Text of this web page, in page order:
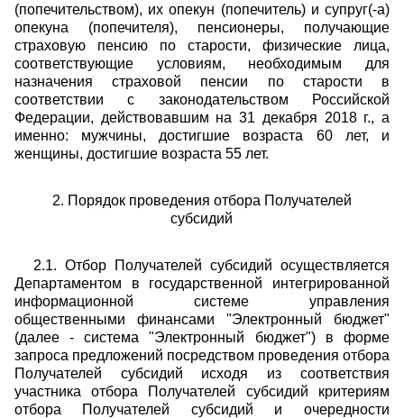
(попечительством), их опекун (попечитель) и супруг(-а)
опекуна (попечителя), пенсионеры, получающие
страховую пенсию по старости, физические лица,
соответствующие условиям, необходимым для
назначения страховой пенсии по старости в
соответствии с законодательством Российской
Федерации, действовавшим на 31 декабря 2018 г., а
именно: мужчины, достигшие возраста 60 лет, и
женщины, достигшие возраста 55 лет.
2. Порядок проведения отбора Получателей
субсидий
2.1. Отбор Получателей субсидий осуществляется
Департаментом в государственной интегрированной
информационной системе управления
общественными финансами "Электронный бюджет"
(далее - система "Электронный бюджет") в форме
запроса предложений посредством проведения отбора
Получателей субсидий исходя из соответствия
участника отбора Получателей субсидий критериям
отбора Получателей субсидий и очередности